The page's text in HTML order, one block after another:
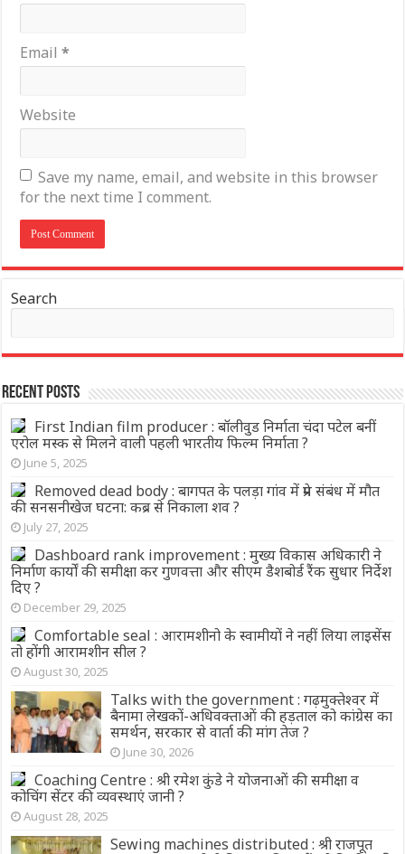
Email*
Website
Save my name, email, and website in this browser
for the next time I comment.
Search
Recent Posts
First Indian film producer : बॉलीवुड निर्माता चंदा पटेल बनीं
एरोल मस्क से मिलने वाली पहली भारतीय फिल्म निर्माता ?
June 5, 2025
Removed dead body : बागपत के पलड़ा गांव में प्रेम संबंध में मौत
की सनसनीखेज घटना: कब्र से निकाला शव ?
July 27, 2025
Dashboard rank improvement : मुख्य विकास अधिकारी ने
निर्माण कार्यों की समीक्षा कर गुणवत्ता और सीएम डैशबोर्ड रैंक सुधार निर्देश
दिए ?
December 29, 2025
Comfortable seal : आरामशीनो के स्वामीयों ने नहीं लिया लाइसेंस
तो होंगी आरामशीन सील ?
August 30, 2025
Talks with the government : गढ़मुक्तेश्वर में
बैनामा लेखकों-अधिवक्ताओं की हड़ताल को कांग्रेस का
समर्थन, सरकार से वार्ता की मांग तेज ?
June 30, 2026
Coaching Centre : श्री रमेश कुंडे ने योजनाओं की समीक्षा व
कोचिंग सेंटर की व्यवस्थाएं जानी ?
August 28, 2025
Sewing machines distributed : श्री राजपूत